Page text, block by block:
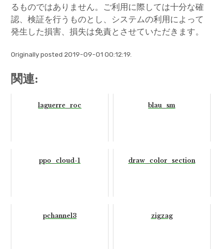
るものではありません。ご利用に際しては十分な確
認、検証を行うものとし、システムの利用によって
発生した損害、損失は免責とさせていただきます。
Originally posted 2019-09-01 00:12:19.
関連:
laguerre_roc blau_sm
ppo_cloud-1 draw_color_section
pchannel3 zigzag